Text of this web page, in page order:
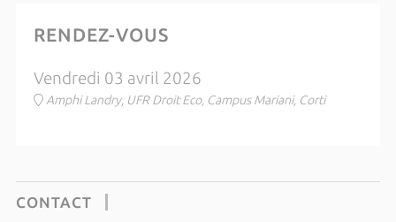
RENDEZ-VOUS
Vendredi 03 avril 2026
Amphi Landry, UFR Droit Eco, Campus Mariani, Corti
CONTACT